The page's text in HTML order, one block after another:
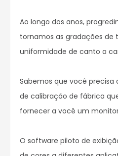
Ao longo dos anos,
tornamos as gradações de
uniformidade de canto a
Sabemos que você
de calibração de fábrica
fornecer a você um
O software piloto de